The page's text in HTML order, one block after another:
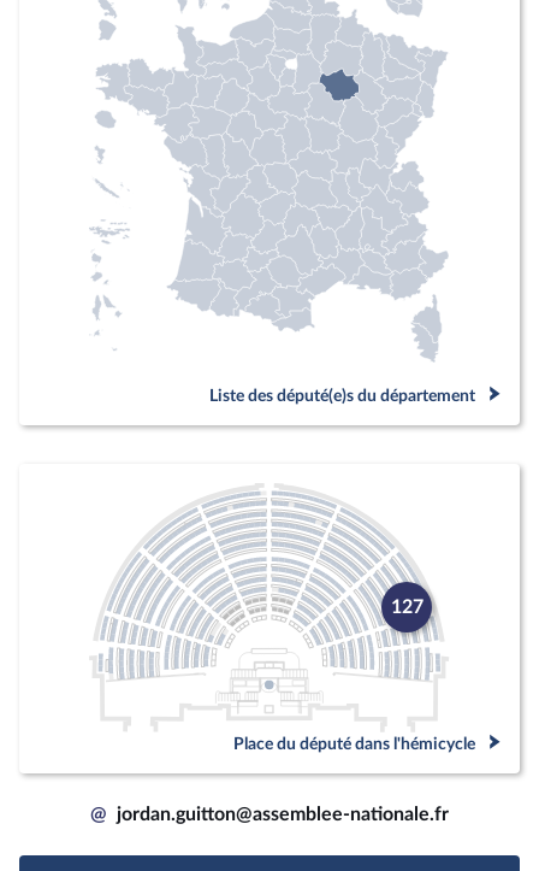
Liste des député(e)s du département
127
Place du député dans l'hémicycle
@ jordan.guitton@assemblee-nationale.fr